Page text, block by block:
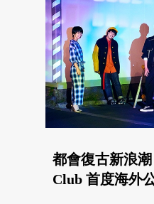
都會復古新浪
Club 首度海外